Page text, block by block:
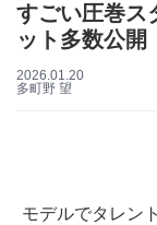
すごい圧巻ス
ット多数公開
2026.01.20
多町野 望
モデルでタレン